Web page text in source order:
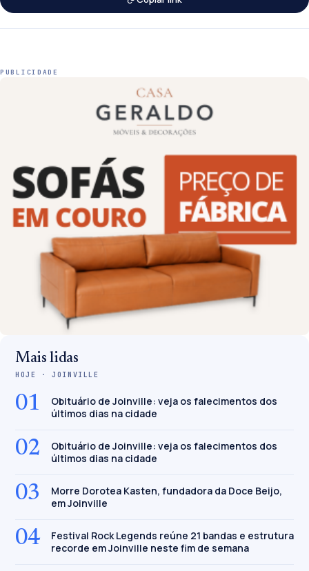
PUBLICIDADE
Mais lidas
HOJE · JOINVILLE
01
Obituário de Joinville: veja os falecimentos dos
últimos dias na cidade
02
Obituário de Joinville: veja os falecimentos dos
últimos dias na cidade
03
Morre Dorotea Kasten, fundadora da Doce Beijo,
em Joinville
04
Festival Rock Legends reúne 21 bandas e estrutura
recorde em Joinville neste fim de semana